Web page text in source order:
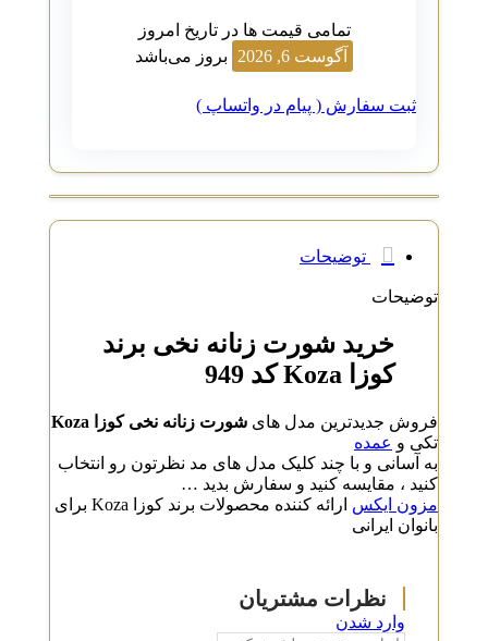
تمامی قیمت ها در تاریخ امروز
آگوست 6, 2026
بروز می‌باشد
ثبت سفارش ( پیام در واتساپ )
توضیحات
توضیحات
خرید شورت زنانه نخی برند
کوزا Koza کد 949
فروش جدیدترین مدل های شورت زنانه نخی کوزا Koza
تکی وعمده
به آسانی و با چند کلیک مدل های مد نظرتون رو انتخاب
کنید ، مقایسه کنید و سفارش بدید …
مزون ایکس
ارائه کننده محصولات برند کوزا Koza برای
بانوان ایرانی
وارد شدن